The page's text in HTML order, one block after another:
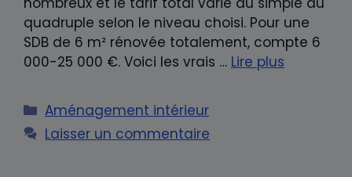
quadruple selon le niveau choisi. Pour une
SDB de 6 m² rénovée totalement, compte 6
000-25 000 €. Voici les vrais … Lire plus
Catégories
Aménagement intérieur
Laisser un commentaire